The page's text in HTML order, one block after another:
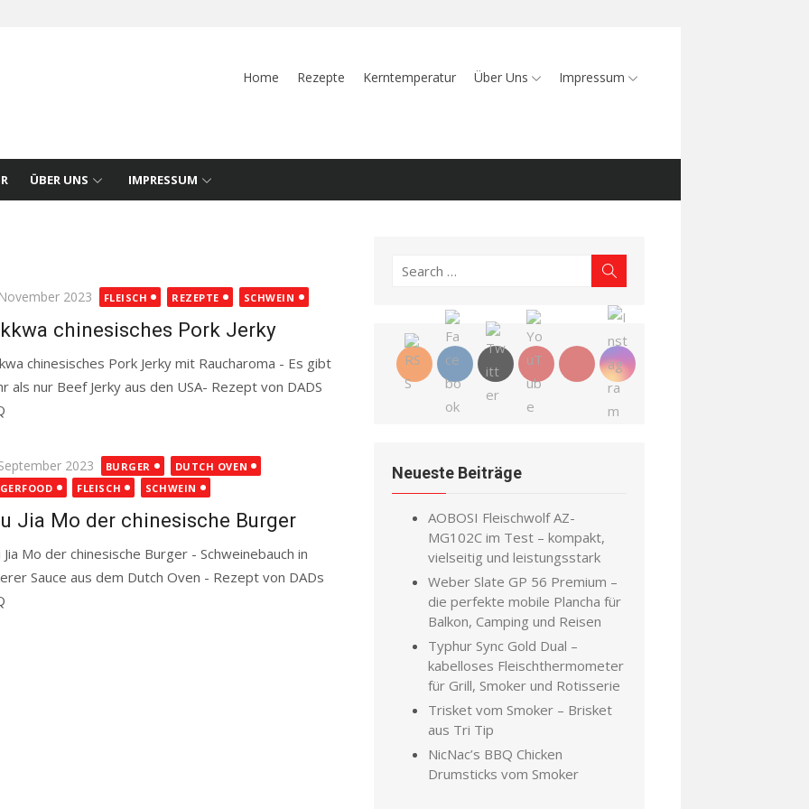
Home Rezepte Kerntemperatur Über Uns Impressum
ÜBER UNS IMPRESSUM
2023 FLEISCH REZEPTE SCHWEIN
chinesisches Pork Jerky
chinesisches Pork Jerky mit Raucharoma - Es gibt
als nur Beef Jerky aus den USA- Rezept von DADS
2023 BURGER
DUTCH OVEN
FLEISCH SCHWEIN
Jia Mo der chinesische Burger
Jia Mo der chinesische Burger - Schweinebauch in
Sauce aus dem Dutch Oven - Rezept von DADs
Search
Neueste Beiträge
AOBOSI Fleischwolf AZ-
MG102C im Test – kompakt,
vielseitig und leistungsstark
Weber Slate GP 56 Premium –
die perfekte mobile Plancha für
Balkon, Camping und Reisen
Typhur Sync Gold Dual –
kabelloses Fleischthermometer
für Grill, Smoker und Rotisserie
Trisket vom Smoker – Brisket
aus Tri Tip
NicNac’s BBQ Chicken
Drumsticks vom Smoker